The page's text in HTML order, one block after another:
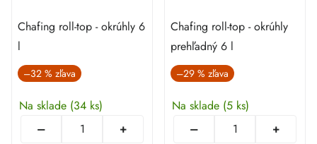
Chafing roll-top - okrúhly 6
l
–32 %
Na sklade (34 ks)
Chafing roll-top - okrúhly
prehľadný 6 l
–29 %
Na sklade (5 ks)